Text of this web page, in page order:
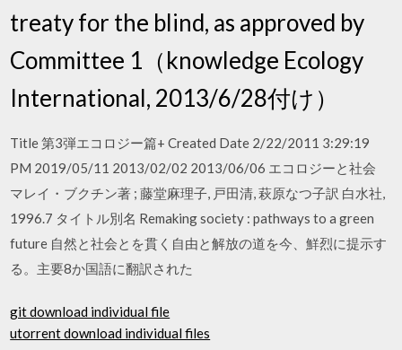
treaty for the blind, as approved by
Committee 1（knowledge Ecology
International, 2013/6/28付け）
Title 第3弾エコロジー篇+ Created Date 2/22/2011 3:29:19
PM 2019/05/11 2013/02/02 2013/06/06 エコロジーと社会
マレイ・ブクチン著 ; 藤堂麻理子, 戸田清, 萩原なつ子訳 白水社,
1996.7 タイトル別名 Remaking society : pathways to a green
future 自然と社会とを貫く自由と解放の道を今、鮮烈に提示す
る。主要8か国語に翻訳された
git download individual file
utorrent download individual files